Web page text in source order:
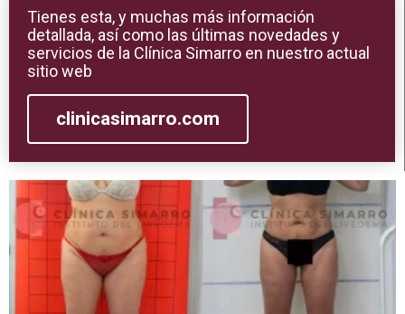
Tienes esta, y muchas más información
detallada, así como las últimas novedades y
servicios de la Clínica Simarro en nuestro actual
sitio web
clinicasimarro.com